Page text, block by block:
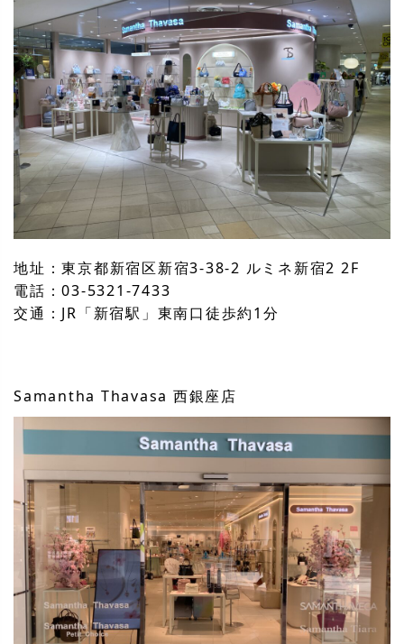
地址：東京都新宿区新宿3-38-2 ルミネ新宿2 2F
電話：03-5321-7433
交通：JR「新宿駅」東南口徒歩約1分
Samantha Thavasa 西銀座店